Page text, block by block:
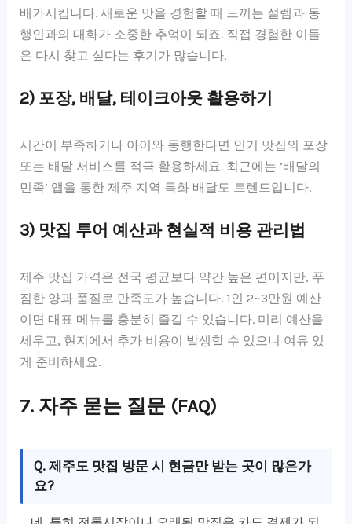
배가시킵니다. 새로운 맛을 경험할 때 느끼는 설렘과 동
행인과의 대화가 소중한 추억이 되죠. 직접 경험한 이들
은 다시 찾고 싶다는 후기가 많습니다.
2) 포장, 배달, 테이크아웃 활용하기
시간이 부족하거나 아이와 동행한다면 인기 맛집의 포장
또는 배달 서비스를 적극 활용하세요. 최근에는 ‘배달의
민족’ 앱을 통한 제주 지역 특화 배달도 트렌드입니다.
3) 맛집 투어 예산과 현실적 비용 관리법
제주 맛집 가격은 전국 평균보다 약간 높은 편이지만, 푸
짐한 양과 품질로 만족도가 높습니다. 1인 2~3만원 예산
이면 대표 메뉴를 충분히 즐길 수 있습니다. 미리 예산을
세우고, 현지에서 추가 비용이 발생할 수 있으니 여유 있
게 준비하세요.
7. 자주 묻는 질문 (FAQ)
Q. 제주도 맛집 방문 시 현금만 받는 곳이 많은가
요?